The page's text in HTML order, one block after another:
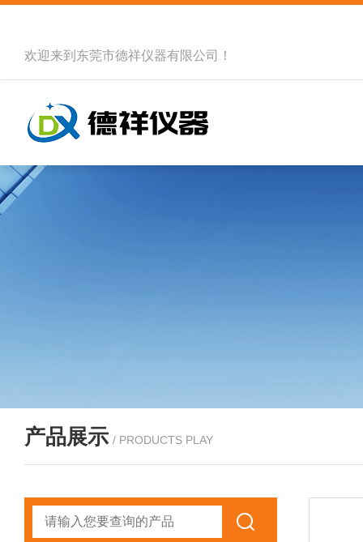
欢迎来到 东莞市德祥仪器有限公司 ！
产品展示 / PRODUCTS PLAY